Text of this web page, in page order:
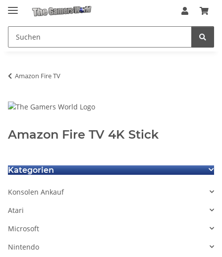
Amazon Fire TV
Amazon Fire TV 4K Stick
Kategorien
Konsolen Ankauf
Atari
Microsoft
Nintendo